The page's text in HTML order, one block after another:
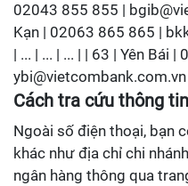
02043 855 855 |
Kạn | 02063 865 865 |
| ... | ... | ... | | 63 | Yên Bái
ybi@vietcombank.com.vn
Cách tra cứu thông
Ngoài số điện thoại, bạn
khác như địa chỉ chi
ngân hàng thông qua